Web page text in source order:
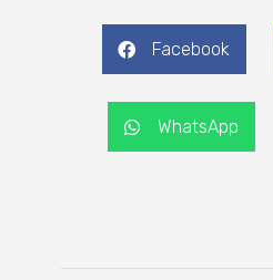
Facebook
WhatsApp